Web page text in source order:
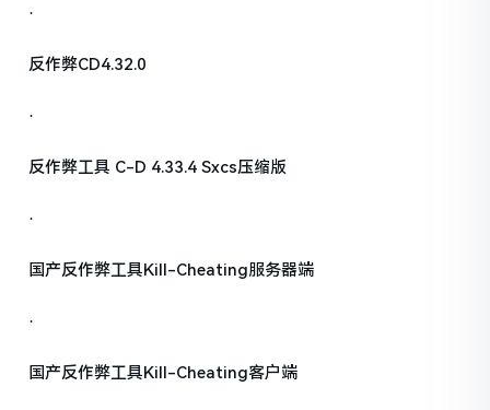
·
反作弊CD4.32.0
·
反作弊工具 C-D 4.33.4 Sxcs压缩版
·
国产反作弊工具Kill-Cheating服务器端
·
国产反作弊工具Kill-Cheating客户端